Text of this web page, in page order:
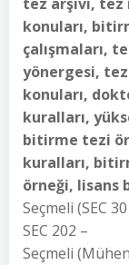
konuları,
çalışmaları,
yönergesi,
konuları,
kuralları,
bitirme tezi
kuralları,
örneği, lisans
Seçmeli (SEC
SEC 202 –
Seçmeli